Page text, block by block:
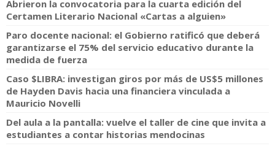
Abrieron la convocatoria para la cuarta edición del
Certamen Literario Nacional «Cartas a alguien»
Paro docente nacional: el Gobierno ratificó que deberá
garantizarse el 75% del servicio educativo durante la
medida de fuerza
Caso $LIBRA: investigan giros por más de US$5 millones
de Hayden Davis hacia una financiera vinculada a
Mauricio Novelli
Del aula a la pantalla: vuelve el taller de cine que invita a
estudiantes a contar historias mendocinas